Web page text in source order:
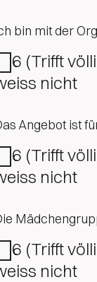
bin mit der
6 (Trifft
nicht
Angebot ist
6 (Trifft
nicht
6 (Trifft
nicht